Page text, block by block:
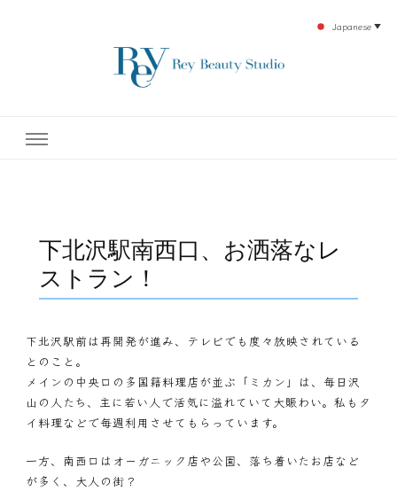
テ開設45年の実績を誇る本格エステだからこそ、お客様が必ず満足してもらえるこ
下北沢駅南西口、お洒落なレ
ストラン！
下北沢駅前は再開発が進み、テレビでも度々放映されている
とのこと。
メインの中央口の多国籍料理店が並ぶ「ミカン」は、毎日沢
山の人たち、主に若い人で活気に溢れていて大賑わい。私もタ
イ料理などで毎週利用させてもらっています。
一方、南西口はオーガニック店や公園、落ち着いたお店など
が多く、大人の街？
Japanese ▼